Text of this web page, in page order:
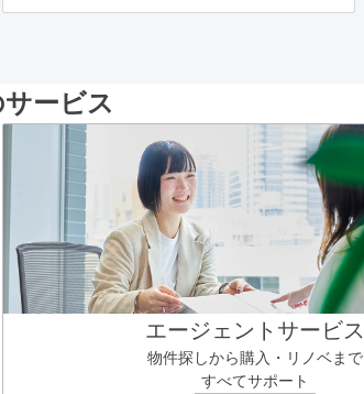
ービス
エージェントサービス
物件探しから購入・リノベまで
すべてサポート